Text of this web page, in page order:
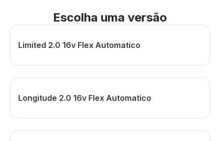
Escolha uma versão
Limited 2.0 16v Flex Automatico
Longitude 2.0 16v Flex Automatico